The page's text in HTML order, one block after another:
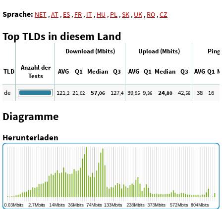
Sprache: NET ,AT , ES , FR , IT , HU , PL ,SK , UK , RO ,CZ
Top TLDs in diesem Land
Download (Mbits) Upload (Mbits) Ping
TLD
Anzahl der
Tests
AVG Q1 Median Q3 AVG Q1 Median Q3 AVG Q1
de 121,2 21,02 57,06 127,4 39,95 9,36 24,80 42,58 38 16
Diagramme
Herunterladen